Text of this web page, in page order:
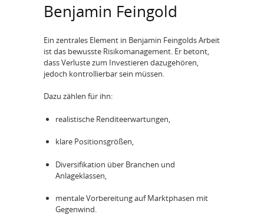
Benjamin Feingold
Ein zentrales Element in Benjamin Feingolds Arbeit
ist das bewusste Risikomanagement. Er betont,
dass Verluste zum Investieren dazugehören,
jedoch kontrollierbar sein müssen.
Dazu zählen für ihn:
realistische Renditeerwartungen,
klare Positionsgrößen,
Diversifikation über Branchen und
Anlageklassen,
mentale Vorbereitung auf Marktphasen mit
Gegenwind.